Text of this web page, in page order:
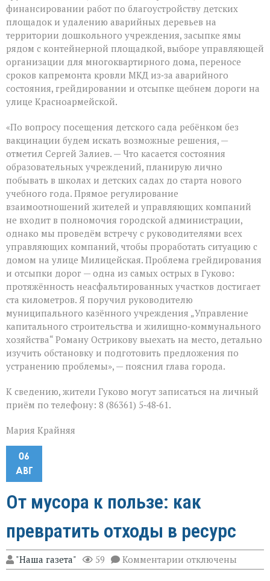
финансировании работ по благоустройству детских
площадок и удалению аварийных деревьев на
территории дошкольного учреждения, засыпке ямы
рядом с контейнерной площадкой, выборе управляющей
организации для многоквартирного дома, переносе
сроков капремонта кровли МКД из‑за аварийного
состояния, грейдировании и отсыпке щебнем дороги на
улице Красноармейской.
«По вопросу посещения детского сада ребёнком без
вакцинации будем искать возможные решения, —
отметил Сергей Залиев. — Что касается состояния
образовательных учреждений, планирую лично
побывать в школах и детских садах до старта нового
учебного года. Прямое регулирование
взаимоотношений жителей и управляющих компаний
не входит в полномочия городской администрации,
однако мы проведём встречу с руководителями всех
управляющих компаний, чтобы проработать ситуацию с
домом на улице Милицейская. Проблема грейдирования
и отсыпки дорог — одна из самых острых в Гуково:
протяжённость неасфальтированных участков достигает
ста километров. Я поручил руководителю
муниципального казённого учреждения „Управление
капитального строительства и жилищно‑коммунального
хозяйства“ Роману Острикову выехать на место, детально
изучить обстановку и подготовить предложения по
устранению проблемы», — пояснил глава города.
К сведению, жители Гуково могут записаться на личный
приём по телефону: 8 (86361) 5‑48‑61.
Мария Крайняя
06
АВГ
От мусора к пользе: как
превратить отходы в ресурс
"Наша газета" 59 Комментарии к
записи
отключены